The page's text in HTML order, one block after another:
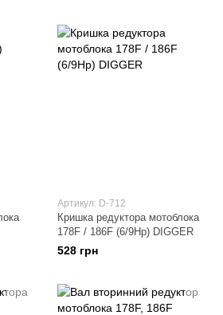
Артикул: D-712
Кришка редуктора мотоблока
178F / 186F (6/9Hp) DIGGER
528 грн